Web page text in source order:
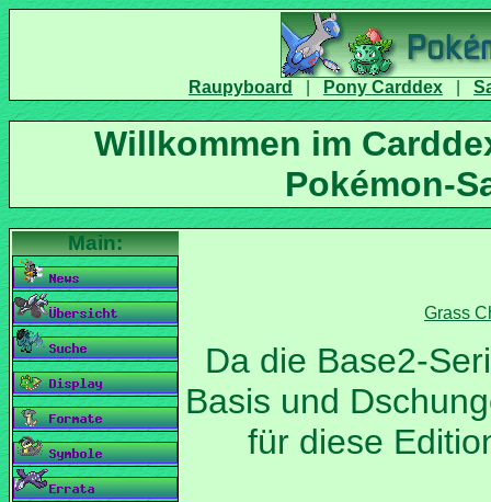
Willkommen im
Da die Base2-
Basis und
für diese